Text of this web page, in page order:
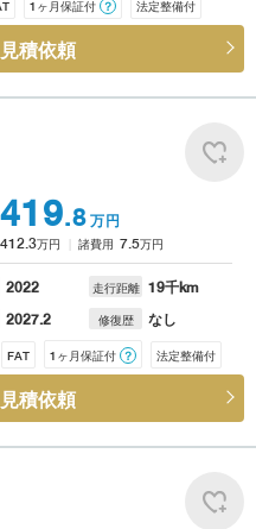
1ヶ月保証付 ？ 法定整備付
積依頼
419.8 万円
412.3万円 諸費用 7.5万円
2022 走行距離 19千km
2027.2 修復歴 なし
FAT 1ヶ月保証付 ？ 法定整備付
積依頼